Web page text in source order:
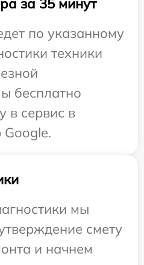
за 35 минут
по указанному
техники
бесплатно
в сервис в
мы
смету
и начнем